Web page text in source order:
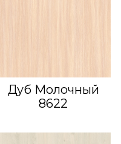
Дуб Молочный
8622